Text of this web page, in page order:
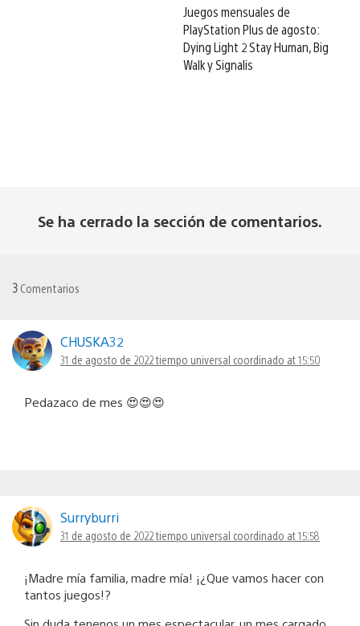
Juegos mensuales de
PlayStation Plus de agosto:
Dying Light 2 Stay Human, Big
Walk y Signalis
Se ha cerrado la sección de comentarios.
3 Comentarios
CHUSKA32
31 de agosto de 2022 tiempo universal coordinado at 15:50
Pedazaco de mes 😍😍😍
Surryburri
31 de agosto de 2022 tiempo universal coordinado at 15:58
¡Madre mía familia, madre mía! ¡¿Que vamos hacer con
tantos juegos!?
Sin duda tenenos un mes espectacular, un mes cargado